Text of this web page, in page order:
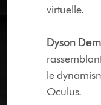
virtuelle.
Dyson
le
Oculus.